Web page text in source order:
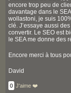
encore trop peu de
davantage dans le
wollastoni, je suis
clé. J’essaye aussi
convertir. Le SEO est
le SEA me donne des
Encore merci à tous
David
0 J'aime ❤️